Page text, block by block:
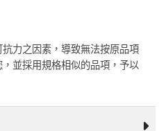
力之因素，導致無法按原品項
並採用規格相似的品項，予以